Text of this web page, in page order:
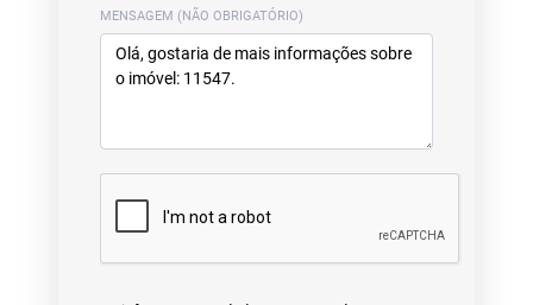
MENSAGEM (NÃO OBRIGATÓRIO)